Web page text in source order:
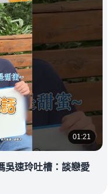
01:21
吳速玲吐槽：談戀愛